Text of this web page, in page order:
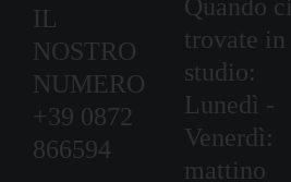
IL
NOSTRO
NUMERO
+39 0872
866594
Quando ci
trovate in
studio:
Lunedì -
Venerdì:
mattino